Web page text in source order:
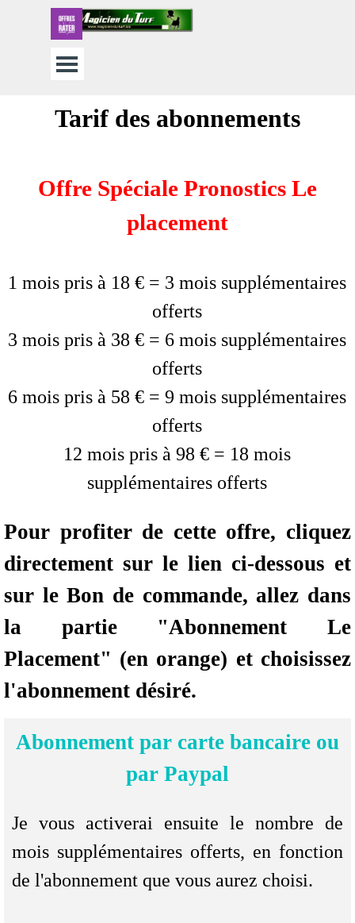
Aller au contenu
Sauter le menu
Tarif des abonnements
Offre Spéciale Pronostics Le
placement
1 mois pris à 18 € = 3 mois supplémentaires
offerts
3 mois pris à 38 € = 6 mois supplémentaires
offerts
6 mois pris à 58 € = 9 mois supplémentaires
offerts
12 mois pris à 98 € = 18 mois
supplémentaires offerts
Pour profiter de cette offre, cliquez
directement sur le lien ci-dessous et
sur le Bon de commande, allez dans
la partie "Abonnement Le
Placement" (en orange) et choisissez
l'abonnement désiré.
Abonnement par carte bancaire ou
par Paypal
Je vous activerai ensuite le nombre de
mois supplémentaires offerts, en fonction
de l'abonnement que vous aurez choisi.